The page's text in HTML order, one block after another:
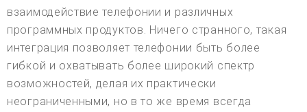
взаимодействие телефонии и различных
программных продуктов. Ничего странного, такая
интеграция позволяет телефонии быть более
гибкой и охватывать более широкий спектр
возможностей, делая их практически
неограниченными, но в то же время всегда